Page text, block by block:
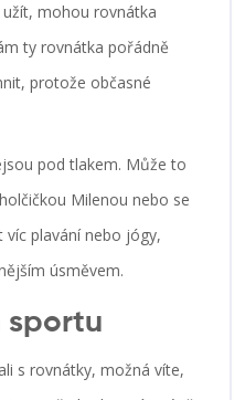
mohou rovnátka
ty rovnátka pořádně
protože občasné
pod tlakem. Může to
Milenou nebo se
plavání nebo jógy,
úsměvem.
sportu
s rovnátky, možná víte,